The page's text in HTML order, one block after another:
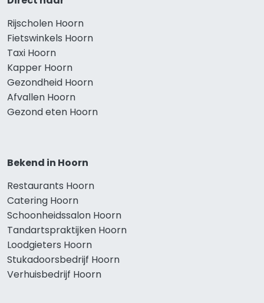
Rijscholen Hoorn
Fietswinkels Hoorn
Taxi Hoorn
Kapper Hoorn
Gezondheid Hoorn
Afvallen Hoorn
Gezond eten Hoorn
Bekend in Hoorn
Restaurants Hoorn
Catering Hoorn
Schoonheidssalon Hoorn
Tandartspraktijken Hoorn
Loodgieters Hoorn
Stukadoorsbedrijf Hoorn
Verhuisbedrijf Hoorn